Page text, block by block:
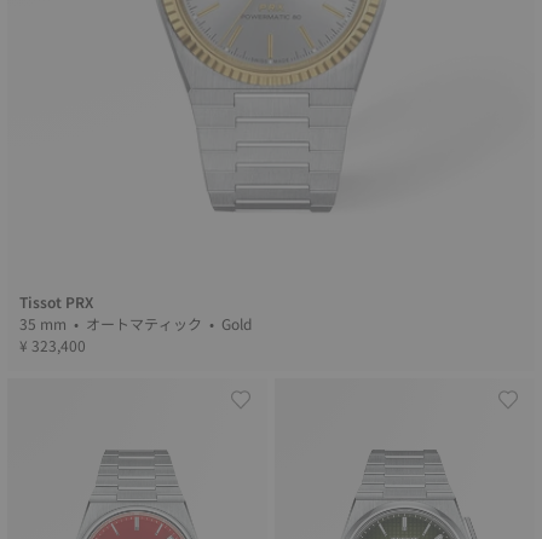
Tissot PRX
35 mm • オートマティック • Gold
¥ 323,400